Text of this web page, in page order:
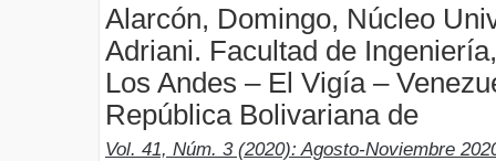
Alarcón, Domingo, Núcleo
Adriani. Facultad de
Los Andes – El Vigía –
República Bolivariana de
Vol. 41, Núm. 3 (2020): Agosto-Noviembre